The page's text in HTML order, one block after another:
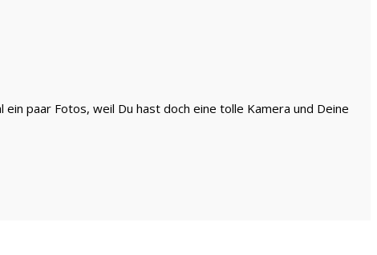
paar Fotos, weil Du hast doch eine tolle Kamera und Deine